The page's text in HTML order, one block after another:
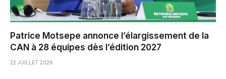
Patrice Motsepe annonce l’élargissement de la
CAN à 28 équipes dès l’édition 2027
22 JUILLET 2026